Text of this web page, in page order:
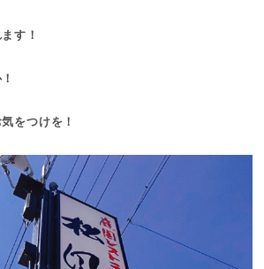
す！
をつけを！